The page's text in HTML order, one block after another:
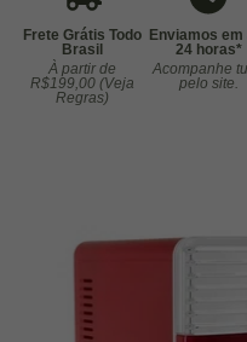
Frete Grátis Todo
Brasil
À partir de
R$199,00 (Veja
Regras)
Enviamos em
24 horas*
Acompanhe
pelo site.